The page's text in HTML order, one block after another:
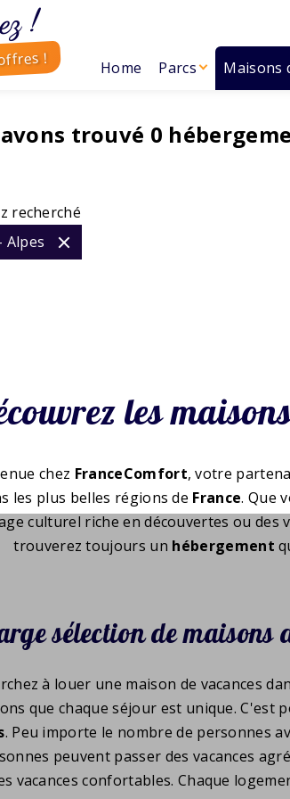
!
! Home Parcs Maisons
trouvé 0
recherché
Alpes
les
chez FranceComfort, votre
les plus belles régions de France. Que
culturel riche en découvertes ou des
trouverez toujours un hébergement
sélection de maisons
à louer une maison de vacances
que chaque séjour est unique.
. Peu importe le nombre de personnes
peuvent passer des vacances
vacances confortables. Chaque